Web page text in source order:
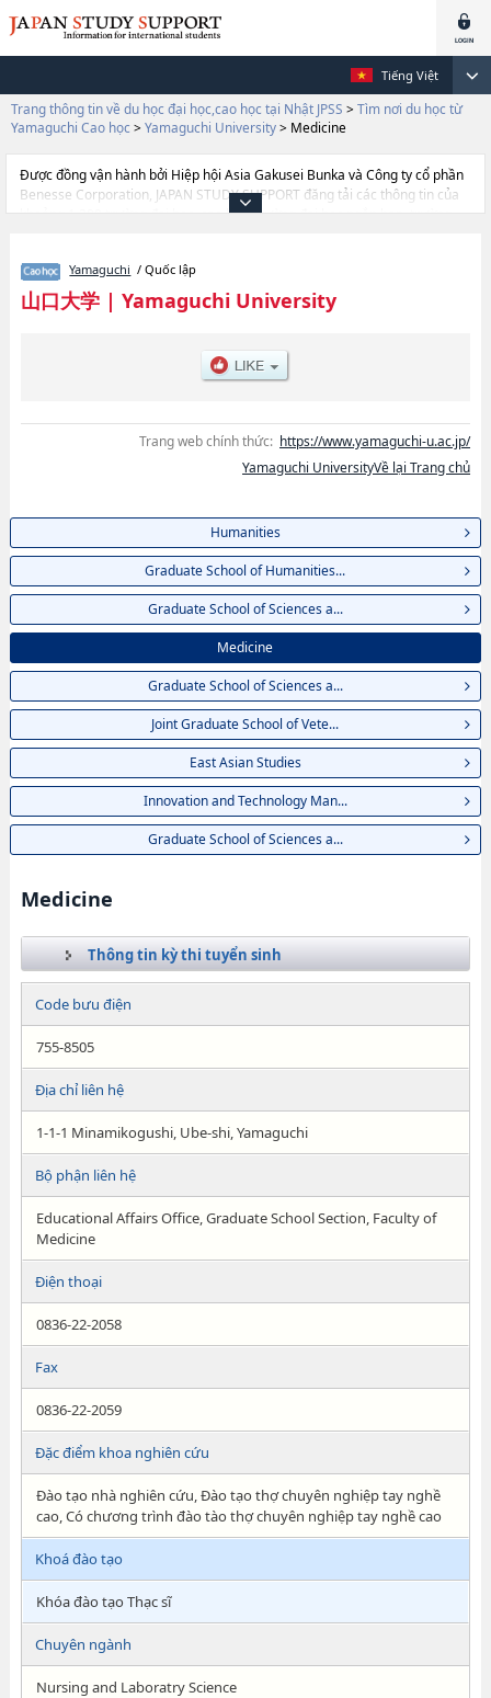
Tiếng Việt
Trang thông tin về du học đại học,cao học tại Nhật JPSS > Tìm nơi du học từ
Yamaguchi Cao học > Yamaguchi University> Medicine
Được đồng vận hành bởi Hiệp hội Asia Gakusei Bunka và Công ty cổ phần
Benesse Corporation, JAPAN STUDY SUPPORT đăng tải các thông tin của
khoảng 1.300 trường đại học, cao học, trường đại học ngắn hạn, trường
cần thiết dành cho du học sinh, như là về các HumanitieshoặcGraduate
School of Humanities and Economic ScienceshoặcGraduate School of
Sciences and Technology for Innovation (Science
Innovation (Agriculture Field)hoặcJoint Graduate School of Veterinary
MedicinehoặcEast Asian StudieshoặcInnovation and Technology
liên quan đến thi tuyển như số lượng tuyển sinh, số lượng trúng tuyển, cở
sở trang thiết bị, hướng dẫn địa điểm v.v...
Yamaguchi / Quốc lập
山口大学| Yamaguchi University
Trang web chính thức: https://www.yamaguchi-u.ac.jp/
Yamaguchi UniversityVề lại Trang chủ
Humanities
Graduate School of Humanities...
Graduate School of Sciences a...
Medicine
Graduate School of Sciences a...
Joint Graduate School of Vete...
East Asian Studies
Innovation and Technology Man...
Graduate School of Sciences a...
Medicine
Thông tin kỳ thi tuyển sinh
Code bưu điện
755-8505
Địa chỉ liên hệ
1-1-1 Minamikogushi, Ube-shi, Yamaguchi
Bộ phận liên hệ
Educational Affairs Office, Graduate School Section, Faculty of
Medicine
Điện thoại
0836-22-2058
Fax
0836-22-2059
Đặc điểm khoa nghiên cứu
Đào tạo nhà nghiên cứu, Đào tạo thợ chuyên nghiệp tay nghề
cao, Có chương trình đào tào thợ chuyên nghiệp tay nghề cao
Khoá đào tạo
Khóa đào tạo Thạc sĩ
Chuyên ngành
Nursing and Laboratry Science